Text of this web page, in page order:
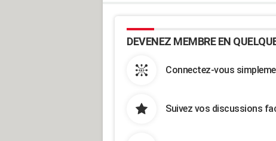
DEVENEZ MEMBRE EN
Connectez-vous
Suivez vos discussions